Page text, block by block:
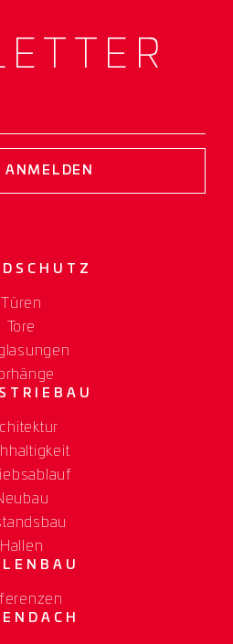
Türen
Tore
Hallen